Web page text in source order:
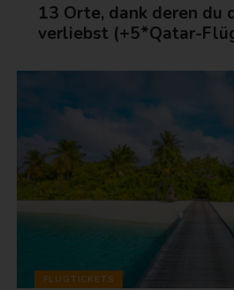
13 Orte, dank deren du
verliebst (+5*Qatar-
FLUGTICKETS